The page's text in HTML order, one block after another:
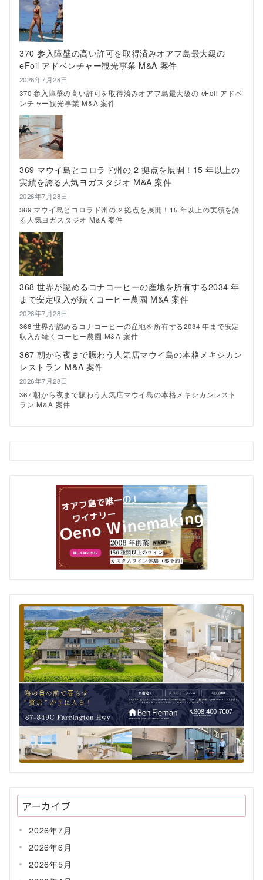
年
の
夏
は
ロ
ー
カ
ル
グ
ル
メ
に
挑
戦！
し
ゃ
ぶ
し
ゃ
ぶ、
タ
イ
料
理、
串
焼
プ
レ
ー
ト
ラ
ン
チ
楽
し
ハ
ワ
イ
夜
370 参入障壁の高い許可を取得済みオアフ島最大級の
eFoil アドベンチャー観光事業 M&A 案件
2026年7月28日
370 参入障壁の高い許可を取得済みオアフ島最大級の eFoil アドベ
ンチャー観光事業 M&A 案件
369 マウイ島とコロラド州の 2 拠点を展開！15 年以上の
実績を誇る人気ヨガスタジオ M&A 案件
2026年7月28日
369 マウイ島とコロラド州の 2 拠点を展開！15 年以上の実績を誇
る人気ヨガスタジオ M&A 案件
368 世界が認めるコナコーヒーの産地を所有する2034 年
まで安定収入が続くコーヒー農園 M&A 案件
2026年7月28日
368 世界が認めるコナコーヒーの産地を所有する2034 年まで安定
収入が続くコーヒー農園 M&A 案件
367 朝から夜まで賑わう人気店マウイ島の本格メキシカン
レストラン M&A 案件
2026年7月28日
367 朝から夜まで賑わう人気店マウイ島の本格メキシカンレスト
ラン M&A 案件
アーカイブ
2026年7月
2026年6月
2026年5月